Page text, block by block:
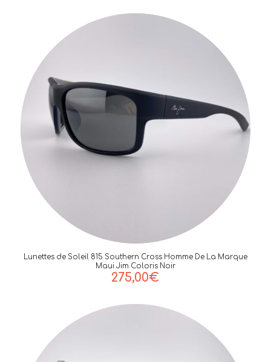
Lunettes de Soleil 815 Southern Cross Homme De La Marque
Maui Jim Coloris Noir
275,00€